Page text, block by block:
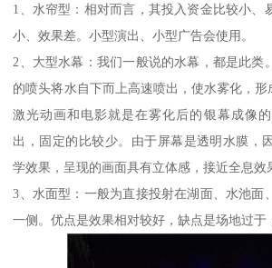
1、水帘型：相对而言，其投入资金比较小、
小、效果差。小型演出、小型广告会使用。
2、大型水幕：我们一般说的水幕，都是此类
的喷头将水自下而上高速喷出，使水雾化，形
激光动画和电影就是在雾化后的银幕成像
出，固定的比较少。由于屏幕是透明水膜，
学效果，呈现的画面具有立体感，接近全息效
3、水面型：一般为直接投射在湖面、水池面
一侧。优点是效果相对较好，缺点是场地过于